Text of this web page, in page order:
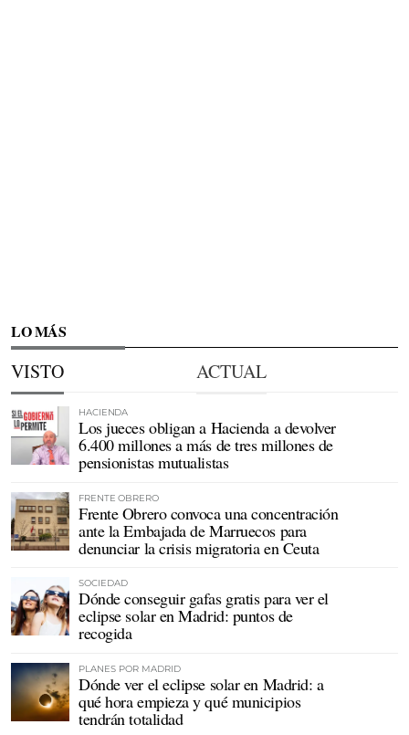
LO MÁS
VISTO ACTUAL
HACIENDA
Los jueces obligan a Hacienda a devolver
6.400 millones a más de tres millones de
pensionistas mutualistas
FRENTE OBRERO
Frente Obrero convoca una concentración
ante la Embajada de Marruecos para
denunciar la crisis migratoria en Ceuta
SOCIEDAD
Dónde conseguir gafas gratis para ver el
eclipse solar en Madrid: puntos de
recogida
PLANES POR MADRID
Dónde ver el eclipse solar en Madrid: a
qué hora empieza y qué municipios
tendrán totalidad